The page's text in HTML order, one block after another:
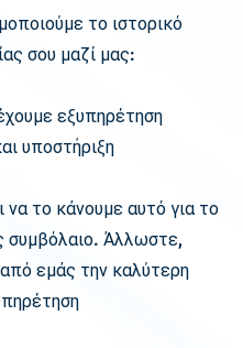
το ιστορικό
σου μαζί μας:
εξυπηρέτηση
υποστήριξη
να το κάνουμε αυτό για το
συμβόλαιο. Άλλωστε,
εμάς την καλύτερη